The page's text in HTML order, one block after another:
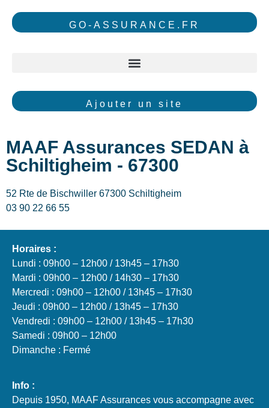
GO-ASSURANCE.FR
Ajouter un site
MAAF Assurances SEDAN à
Schiltigheim - 67300
52 Rte de Bischwiller 67300 Schiltigheim
03 90 22 66 55
Horaires :
Lundi : 09h00 – 12h00 / 13h45 – 17h30
Mardi : 09h00 – 12h00 / 14h30 – 17h30
Mercredi : 09h00 – 12h00 / 13h45 – 17h30
Jeudi : 09h00 – 12h00 / 13h45 – 17h30
Vendredi : 09h00 – 12h00 / 13h45 – 17h30
Samedi : 09h00 – 12h00
Dimanche : Fermé
Info :
Depuis 1950, MAAF Assurances vous accompagne avec